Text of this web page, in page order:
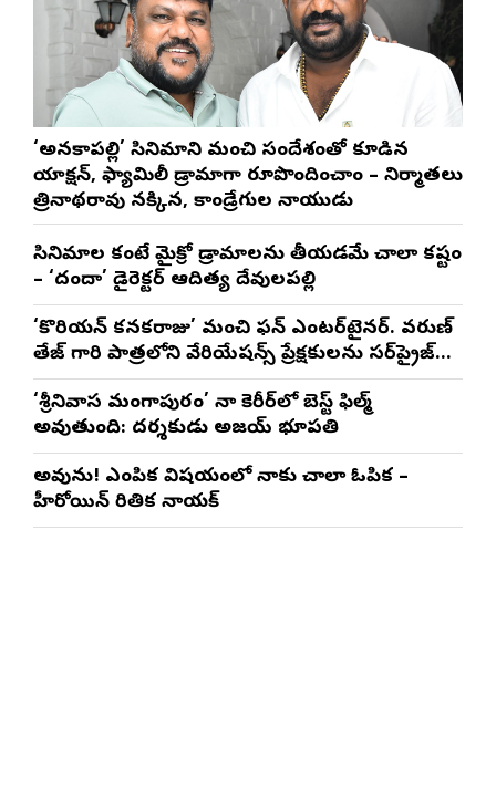
‘అనకాపల్లి’ సినిమాని మంచి సందేశంతో కూడిన
యాక్షన్, ఫ్యామిలీ డ్రామాగా రూపొందించాం – నిర్మాతలు
త్రినాథరావు నక్కిన, కాండ్రేగుల నాయుడు
సినిమాల కంటే మైక్రో డ్రామాలను తీయడమే చాలా కష్టం
– ‘దందా’ డైరెక్ట‌ర్ ఆదిత్య దేవులపల్లి
‘కొరియన్ కనకరాజు’ మంచి ఫన్ ఎంటర్‌టైనర్. వరుణ్
తేజ్ గారి పాత్రలోని వేరియేషన్స్ ప్రేక్షకులను సర్‌ప్రైజ్
చేస్తాయి : దర్శకుడు మేర్లపాక గాంధీ
‘శ్రీనివాస మంగాపురం’ నా కెరీర్‌లో బెస్ట్ ఫిల్మ్
అవుతుంది: దర్శకుడు అజయ్ భూపతి
అవును! ఎంపిక విషయంలో నాకు చాలా ఓపిక –
హీరోయిన్ రితిక నాయక్